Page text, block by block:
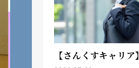
【さんくすキャリア】